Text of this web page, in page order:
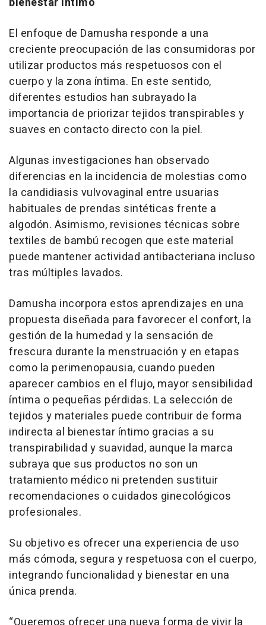
El enfoque de Damusha responde a una
creciente preocupación de las consumidoras por
utilizar productos más respetuosos con el
cuerpo y la zona íntima. En este sentido,
diferentes estudios han subrayado la
importancia de priorizar tejidos transpirables y
suaves en contacto directo con la piel.
Algunas investigaciones han observado
diferencias en la incidencia de molestias como
la candidiasis vulvovaginal entre usuarias
habituales de prendas sintéticas frente a
algodón. Asimismo, revisiones técnicas sobre
textiles de bambú recogen que este material
puede mantener actividad antibacteriana incluso
tras múltiples lavados.
Damusha incorpora estos aprendizajes en una
propuesta diseñada para favorecer el confort, la
gestión de la humedad y la sensación de
frescura durante la menstruación y en etapas
como la perimenopausia, cuando pueden
aparecer cambios en el flujo, mayor sensibilidad
íntima o pequeñas pérdidas. La selección de
tejidos y materiales puede contribuir de forma
indirecta al bienestar íntimo gracias a su
transpirabilidad y suavidad, aunque la marca
subraya que sus productos no son un
tratamiento médico ni pretenden sustituir
recomendaciones o cuidados ginecológicos
profesionales.
Su objetivo es ofrecer una experiencia de uso
más cómoda, segura y respetuosa con el cuerpo,
integrando funcionalidad y bienestar en una
única prenda.